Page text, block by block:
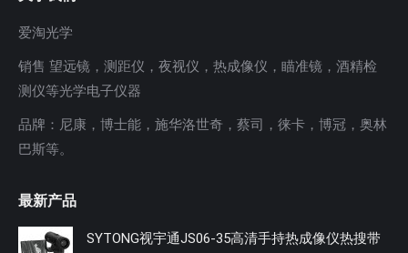
爱淘光学
销售 望远镜，测距仪，夜视仪，热成像仪，瞄准镜，酒精检
测仪等光学电子仪器
品牌：尼康，博士能，施华洛世奇，蔡司，徕卡，博冠，奥林
巴斯等。
最新产品
SYTONG视宇通JS06-35高清手持热成像仪热搜带